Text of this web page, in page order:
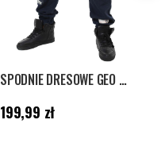
SPODNIE DRESOWE GEO NORWAY - GRANATOWE
Cena :199,99 zł
199,99 zł